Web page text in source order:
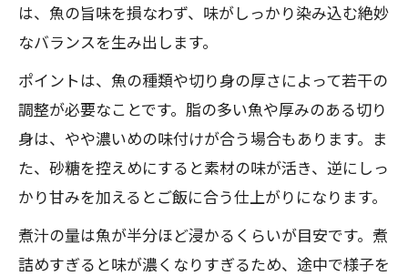
は、魚の旨味を損なわず、味がしっかり染み込む絶妙
なバランスを生み出します。
ポイントは、魚の種類や切り身の厚さによって若干の
調整が必要なことです。脂の多い魚や厚みのある切り
身は、やや濃いめの味付けが合う場合もあります。ま
た、砂糖を控えめにすると素材の味が活き、逆にしっ
かり甘みを加えるとご飯に合う仕上がりになります。
煮汁の量は魚が半分ほど浸かるくらいが目安です。煮
詰めすぎると味が濃くなりすぎるため、途中で様子を